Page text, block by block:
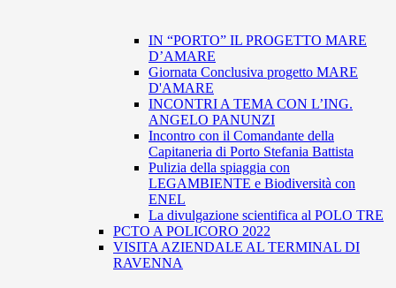
IN “PORTO” IL PROGETTO MARE
D’AMARE
Giornata Conclusiva progetto MARE
D'AMARE
INCONTRI A TEMA CON L’ING.
ANGELO PANUNZI
Incontro con il Comandante della
Capitaneria di Porto Stefania Battista
Pulizia della spiaggia con
LEGAMBIENTE e Biodiversità con
ENEL
La divulgazione scientifica al POLO TRE
PCTO A POLICORO 2022
VISITA AZIENDALE AL TERMINAL DI
RAVENNA